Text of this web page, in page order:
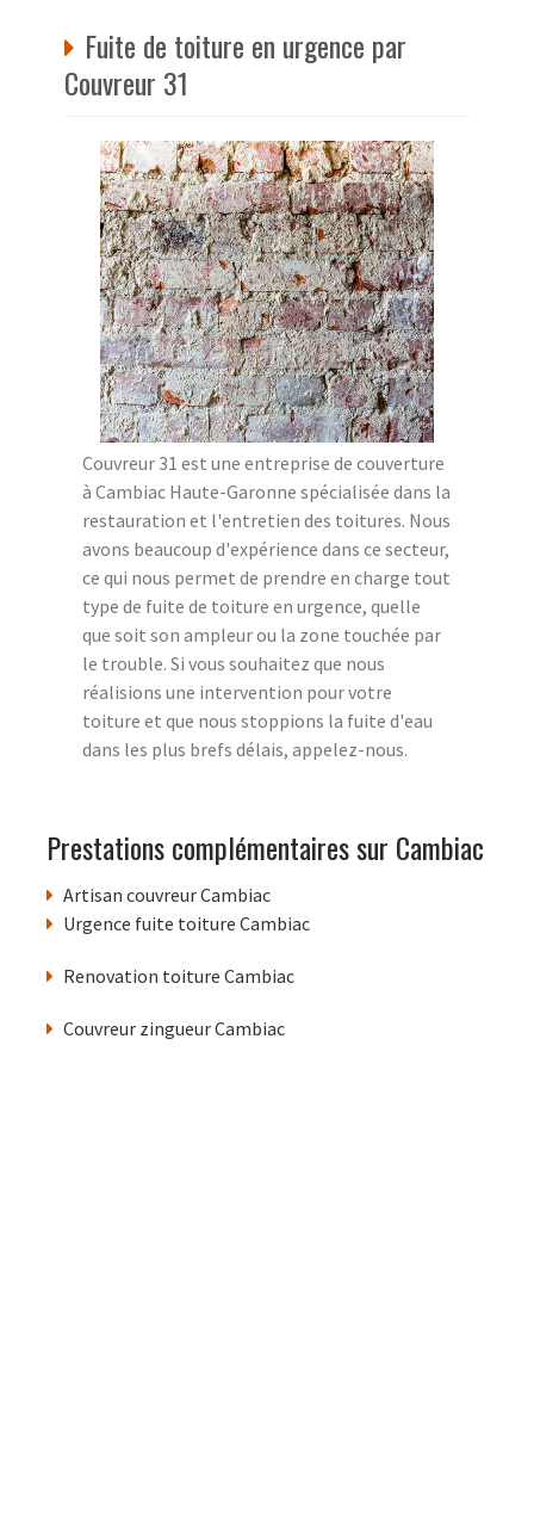
Fuite de toiture en urgence par
Couvreur 31
Couvreur 31 est une entreprise de couverture
à Cambiac Haute-Garonne spécialisée dans la
restauration et l'entretien des toitures. Nous
avons beaucoup d'expérience dans ce secteur,
ce qui nous permet de prendre en charge tout
type de fuite de toiture en urgence, quelle
que soit son ampleur ou la zone touchée par
le trouble. Si vous souhaitez que nous
réalisions une intervention pour votre
toiture et que nous stoppions la fuite d'eau
dans les plus brefs délais, appelez-nous.
Prestations complémentaires sur Cambiac
Artisan couvreur Cambiac
Urgence fuite toiture Cambiac
Renovation toiture Cambiac
Couvreur zingueur Cambiac